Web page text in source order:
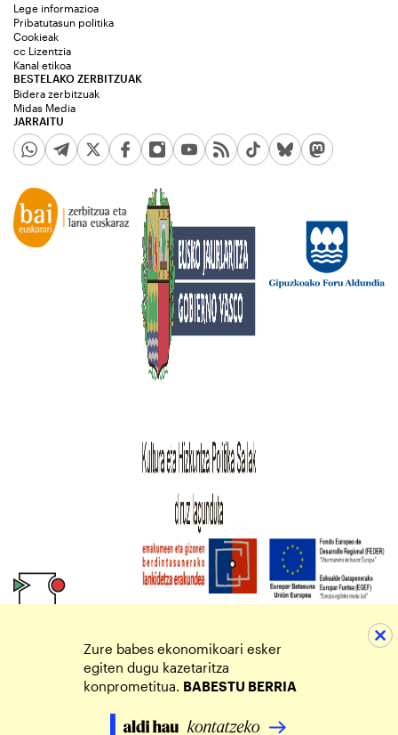
JARRAITU
Lege informazioa
Pribatutasun politika
Cookieak
cc Lizentzia
Kanal etikoa
BESTELAKO ZERBITZUAK
Bidera zerbitzuak
Midas Media
Zure babes ekonomikoari esker
egiten dugu kazetaritza
konprometitua. BABESTU BERRIA